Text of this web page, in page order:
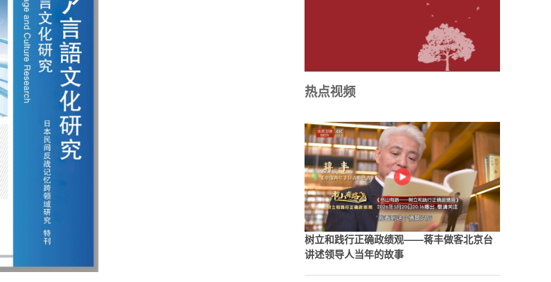
热点视频
树立和践行正确政绩观——蒋丰做客北京台
讲述领导人当年的故事